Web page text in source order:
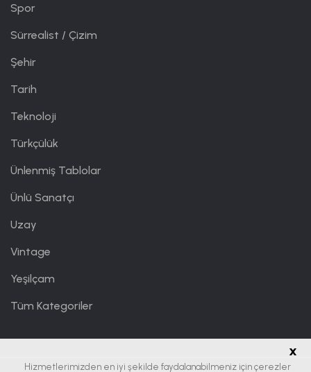
Spor
Sürrealist / Çizim
Şehir
Tarih
Teknoloji
Türkçülük
Ünlenmiş Tablolar
Ünlü Sanatçı
Uzay
Vintage
Yeşilçam
Tüm Kategoriler
x
Hizmetlerimizden en iyi şekilde faydalanabilmeniz için çerezler